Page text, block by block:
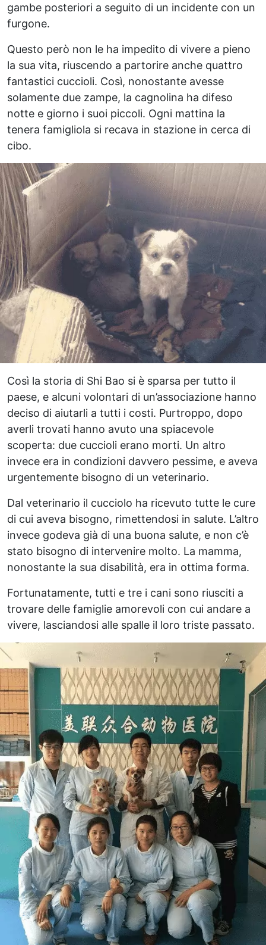
gambe posteriori a seguito di un incidente con un
furgone.
Questo però non le ha impedito di vivere a pieno
la sua vita, riuscendo a partorire anche quattro
fantastici cuccioli. Così, nonostante avesse
solamente due zampe, la cagnolina ha difeso
notte e giorno i suoi piccoli. Ogni mattina la
tenera famigliola si recava in stazione in cerca di
cibo.
Così la storia di Shi Bao si è sparsa per tutto il
paese, e alcuni volontari di un’associazione hanno
deciso di aiutarli a tutti i costi. Purtroppo, dopo
averli trovati hanno avuto una spiacevole
scoperta: due cuccioli erano morti. Un altro
invece era in condizioni davvero pessime, e aveva
urgentemente bisogno di un veterinario.
Dal veterinario il cucciolo ha ricevuto tutte le cure
di cui aveva bisogno, rimettendosi in salute. L’altro
invece godeva già di una buona salute, e non c’è
stato bisogno di intervenire molto. La mamma,
nonostante la sua disabilità, era in ottima forma.
Fortunatamente, tutti e tre i cani sono riusciti a
trovare delle famiglie amorevoli con cui andare a
vivere, lasciandosi alle spalle il loro triste passato.